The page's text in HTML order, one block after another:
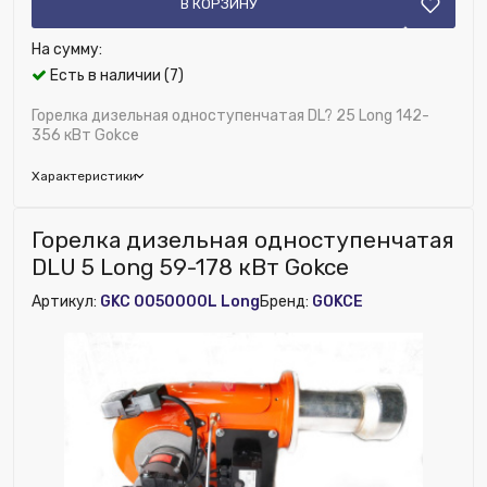
Есть в наличии (7)
Горелка дизельная одноступенчатая DL? 25 Long 142-
356 кВт Gokce
Характеристики
В КОРЗИНУ
На сумму:
Бренд:
Глубина (мм):780
Напряжение питания, В:
Топливо:Дизель
Расход топлива максимальный (кг/ч):30
Исключить из публикации на веб-витрине mag1c:
DLЬ 25 Long
Горелка дизельная одноступенчатая
DLU 5 Long 59-178 кВт Gokce
Артикул: GKC 0050000L LongБренд: GOKCE